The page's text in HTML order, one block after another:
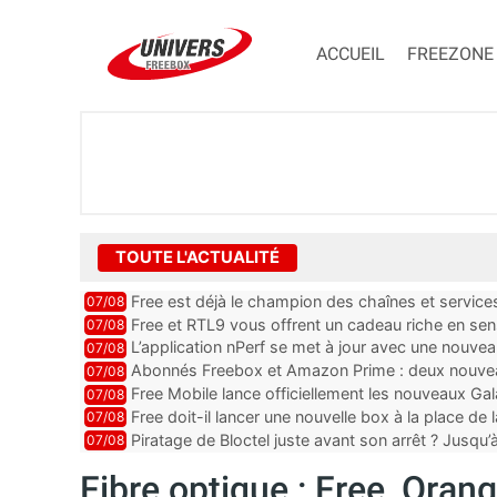
ACCUEIL FREEZONE
TOUTE L'ACTUALITÉ
07/08 Free est déjà le champion des chaînes et
encore au moin...
07/08 Free et RTL9 vous offrent un cadeau riche en
l’obtenir
07/08 L’application nPerf se met à jour avec une
Mobile, Orange, SFR ...
07/08 Abonnés Freebox et Amazon Prime : deux
07/08 Free Mobile lance officiellement les nouveaux
des promos et des cadeaux
07/08 Free doit-il lancer une nouvelle box à la place de
07/08 Piratage de Bloctel juste avant son arrêt ?